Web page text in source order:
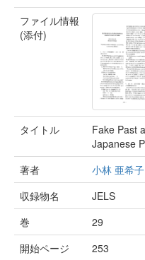
ファイル情報
(添付)
タイトル
Fake Past
Japanese
著者
小林 亜希子
収録物名
JELS
巻
29
開始ページ
253